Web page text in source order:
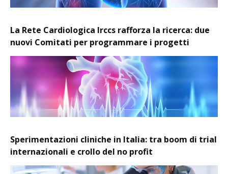
La Rete Cardiologica Irccs rafforza la ricerca: due
nuovi Comitati per programmare i progetti
Sperimentazioni cliniche in Italia: tra boom di trial
internazionali e crollo del no profit